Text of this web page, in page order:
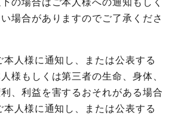
の場合はご本人様への通知もしく
場合がありますのでご了承くださ
人様に通知し、または公表する
様もしくは第三者の生命、身体、
、利益を害するおそれがある場合
人様に通知し、または公表する